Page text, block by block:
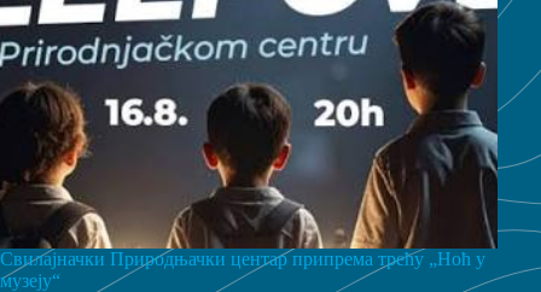
Свилајначки Природњачки центар припрема трећу „Ноћ у
музеју“